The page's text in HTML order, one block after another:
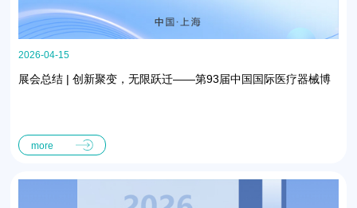
2026-04-15
展会总结 | 创新聚变，无限跃迁——第93届中国国际医疗器械博
more